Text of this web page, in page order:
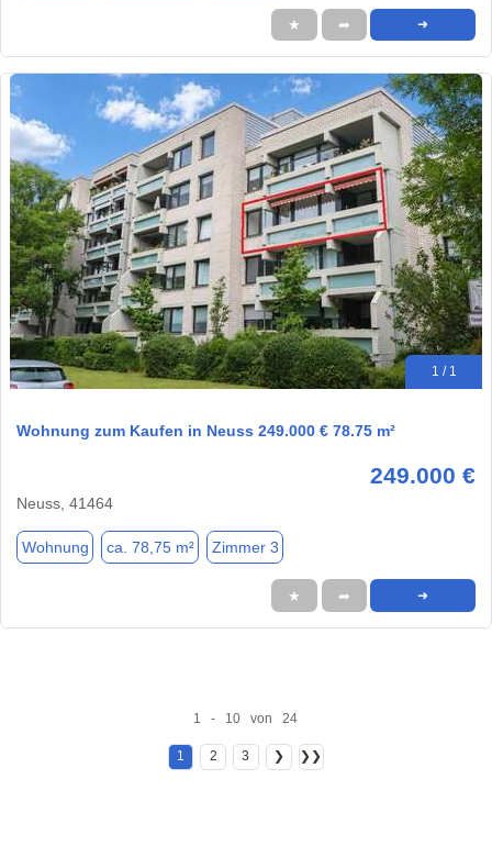
★ ➦ ➜
1 / 1
Wohnung zum Kaufen in Neuss 249.000 € 78.75 m²
249.000 €
Neuss, 41464
Wohnung ca. 78,75 m² Zimmer 3
★ ➦ ➜
1 - 10 von 24
1 2 3 ❯ ❯❯